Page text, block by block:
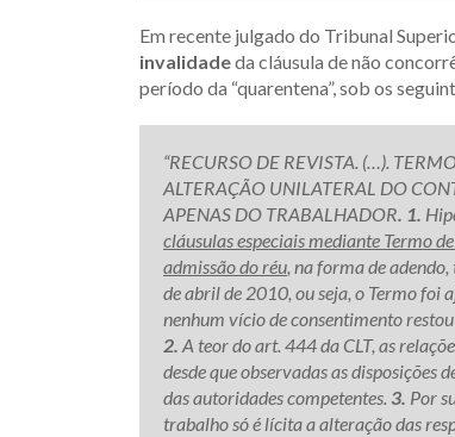
Em recente julgado do Tribunal
invalidadeda cláusula de não
período da “quarentena”, sob os
“RECURSO DE REVISTA. (…).
ALTERAÇÃO UNILATERAL DO
APENAS DO TRABALHADOR. 1.
cláusulas especiais mediante Termo
admissão do réu, na forma de
de abril de 2010, ou seja, o Termo foi
nenhum vício de consentimento
2. A teor do art. 444 da CLT, as
desde que observadas as disposições
das autoridades competentes. 3. Por
trabalho só é lícita a alteração das